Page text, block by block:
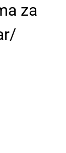
za